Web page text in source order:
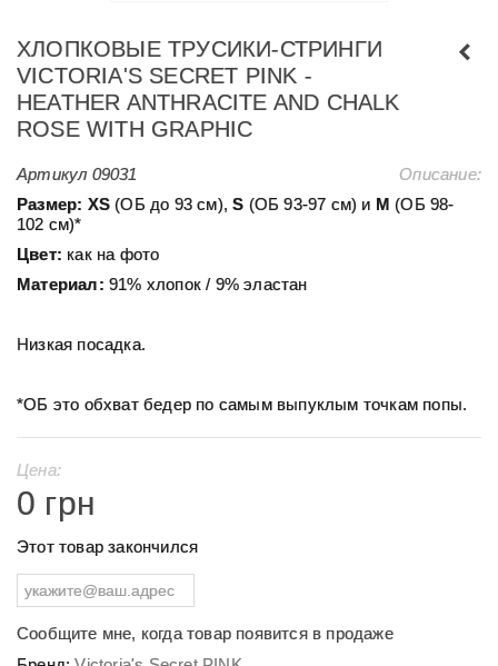
ХЛОПКОВЫЕ ТРУСИКИ-СТРИНГИ
VICTORIA'S SECRET PINK -
HEATHER ANTHRACITE AND CHALK
ROSE WITH GRAPHIC
Артикул 09031
Описание:
Размер: ХS (ОБ до 93 см),S (ОБ 93-97 см) и М (ОБ 98-
102 см)*
Цвет: как на фото
Материал: 91% хлопок / 9% эластан
Низкая посадка.
*ОБ это обхват бедер по самым выпуклым точкам попы.
Цена:
0 грн
Этот товар закончился
Сообщите мне, когда товар появится в продаже